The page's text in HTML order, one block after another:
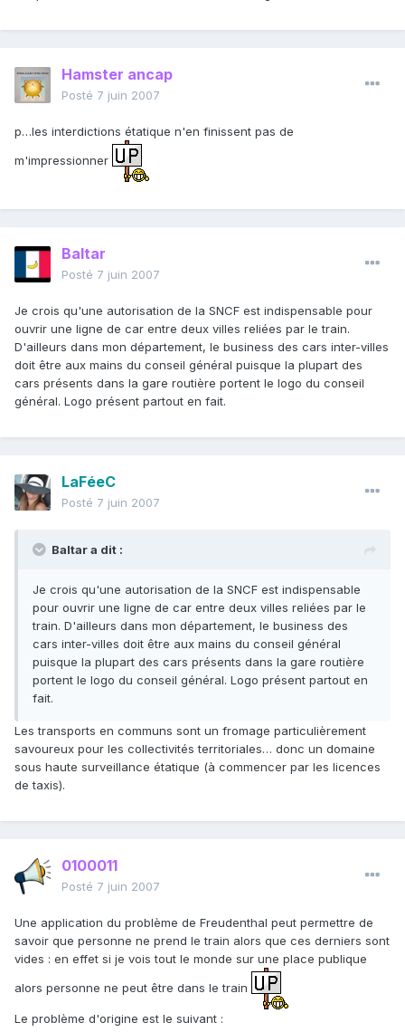
Hamster ancap
Posté 7 juin 2007
p…les interdictions étatique n'en finissent pas de
m'impressionner
Baltar
Posté 7 juin 2007
Je crois qu'une autorisation de la SNCF est indispensable pour
ouvrir une ligne de car entre deux villes reliées par le train.
D'ailleurs dans mon département, le business des cars inter-villes
doit être aux mains du conseil général puisque la plupart des
cars présents dans la gare routière portent le logo du conseil
général. Logo présent partout en fait.
LaFéeC
Posté 7 juin 2007
Baltar a dit :
Je crois qu'une autorisation de la SNCF est indispensable
pour ouvrir une ligne de car entre deux villes reliées par le
train. D'ailleurs dans mon département, le business des
cars inter-villes doit être aux mains du conseil général
puisque la plupart des cars présents dans la gare routière
portent le logo du conseil général. Logo présent partout en
fait.
Les transports en communs sont un fromage particulièrement
savoureux pour les collectivités territoriales… donc un domaine
sous haute surveillance étatique (à commencer par les licences
de taxis).
0100011
Posté 7 juin 2007
Une application du problème de Freudenthal peut permettre de
savoir que personne ne prend le train alors que ces derniers sont
vides : en effet si je vois tout le monde sur une place publique
alors personne ne peut être dans le train
Le problème d'origine est le suivant :